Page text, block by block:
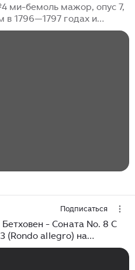
ми-бемоль мажор, опус 7,
в 1796—1797 годах и
графине Бабетте
Подписаться
- Соната No. 8 C
(Rondo allegro) на